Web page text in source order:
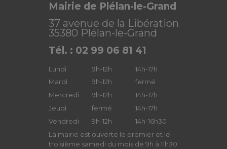
Mairie de Plélan-le-Grand
37 avenue de la Libération
35380 Plélan-le-Grand
Tél. : 02 99 06 81 41
Lundi 9h-12h
14h-17h
Mardi
9h-12h
fermé
Mercredi
9h-12h
14h-17h
Jeudi
fermé
14h-17h
Vendredi
9h-12h
14h-16h30
La mairie est ouverte le premier et le
troisième samedi du mois de 9h à 11h30